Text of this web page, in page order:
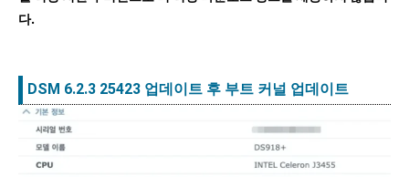
다.
DSM 6.2.3 25423 업데이트 후 부트 커널 업데이트